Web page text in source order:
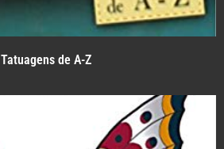
Tatuagens de A-Z